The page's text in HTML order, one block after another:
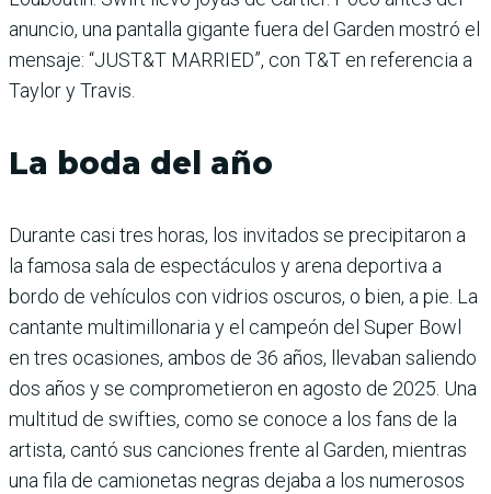
anuncio, una pantalla gigante fuera del Garden mostró el
mensaje: “JUST&T MARRIED”, con T&T en referencia a
Taylor y Travis.
La boda del año
Durante casi tres horas, los invitados se precipitaron a
la famosa sala de espectáculos y arena deportiva a
bordo de vehículos con vidrios oscuros, o bien, a pie. La
cantante multimillonaria y el campeón del Super Bowl
en tres ocasiones, ambos de 36 años, llevaban saliendo
dos años y se comprometieron en agosto de 2025. Una
multitud de swifties, como se conoce a los fans de la
artista, cantó sus canciones frente al Garden, mientras
una fila de camionetas negras dejaba a los numerosos